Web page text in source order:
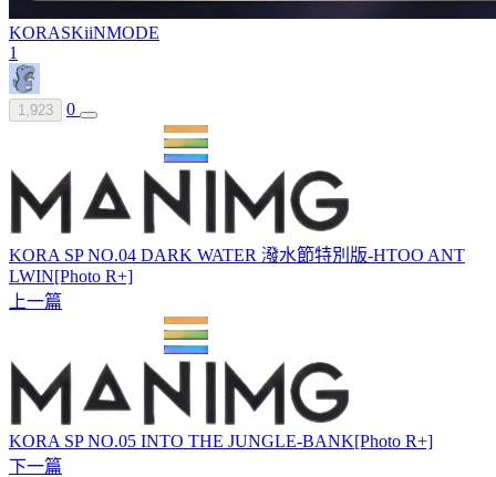
KORASKiiNMODE
1
1,923 0
KORA SP NO.04 DARK WATER 潑水節特別版-HTOO ANT
LWIN[Photo R+]
上一篇
KORA SP NO.05 INTO THE JUNGLE-BANK[Photo R+]
下一篇